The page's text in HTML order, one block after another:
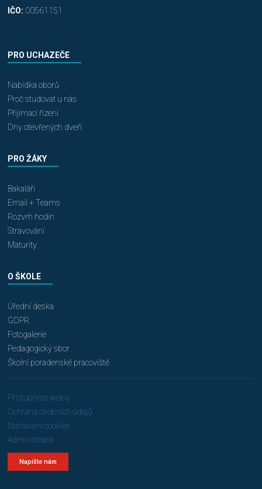
IČO: 00561151
PRO UCHAZEČE
Nabídka oborů
Proč studovat u nás
Přijímací řízení
Dny otevřených dveří
PRO ŽÁKY
Bakaláři
Email + Teams
Rozvrh hodin
Stravování
Maturity
O ŠKOLE
Úřední deska
GDPR
Fotogalerie
Pedagogický sbor
Školní poradenské pracoviště
Přístupnost webu
Ochrana osobních údajů
Nastavení cookies
Administrace
Napište nám